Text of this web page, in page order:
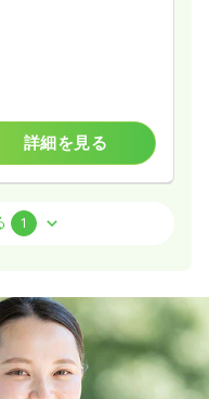
詳細を見る
デイケア・デイサービス
1